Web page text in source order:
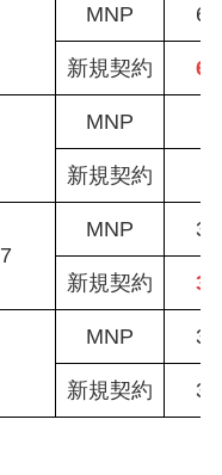
MNP
新規契約
MNP
新規契約
MNP
新規契約
MNP
新規契約